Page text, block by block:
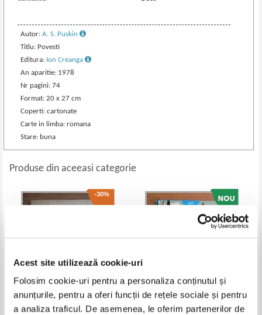
Acest site utilizează cookie-uri
Folosim cookie-uri pentru a personaliza conținutul și
anunțurile, pentru a oferi funcții de rețele sociale și pentru
a analiza traficul. De asemenea, le oferim partenerilor de
Autor:A. S. Puskin
Titlu: Povesti
Editura: Ion Creanga
An aparitie: 1978
Nr pagini: 74
Format: 20 x 27 cm
Coperti: cartonate
Carte in limba: romana
Stare: buna
Produse din aceeasi categorie
-30%